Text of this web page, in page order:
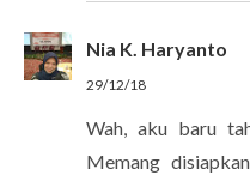
Nia K. Haryanto
29/12/18
Wah, aku baru
Memang